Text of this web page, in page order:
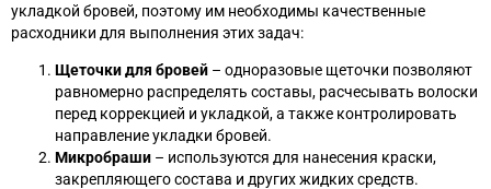
укладкой бровей, поэтому им необходимы качественные
расходники для выполнения этих задач:
Щеточки для бровей – одноразовые щеточки позволяют
равномерно распределять составы, расчесывать волоски
перед коррекцией и укладкой, а также контролировать
направление укладки бровей.
Микробраши – используются для нанесения краски,
закрепляющего состава и других жидких средств.